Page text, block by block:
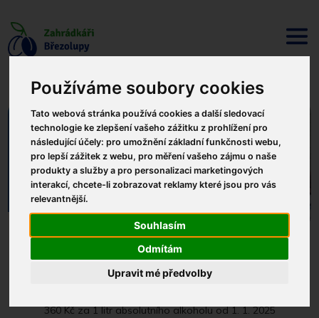
Používáme soubory cookies
Tato webová stránka používá cookies a další sledovací
technologie ke zlepšení vašeho zážitku z prohlížení pro
následující účely:pro umožnění základní funkčnosti webu,
pro lepší zážitek z webu,pro měření vašeho zájmu o naše
produkty a služby a pro personalizaci marketingových
interakcí,chcete-li zobrazovat reklamy které jsou pro vás
relevantnější.
Souhlasím
Odmítám
Upravit mé předvolby
Aktuality
Aktualizace cen
služeb pro
sezónu 2024
Ceník aktuálních služeb na rok 2024:
360 Kč za 1 litr absolutního alkoholu od 1. 1. 2025